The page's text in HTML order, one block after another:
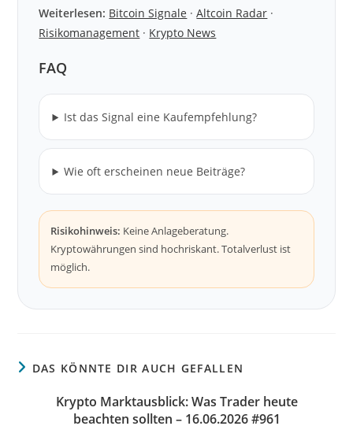
Weiterlesen: Bitcoin Signale ·Altcoin Radar ·
Risikomanagement · Krypto News
FAQ
Ist das Signal eine Kaufempfehlung?
Wie oft erscheinen neue Beiträge?
Risikohinweis: Keine Anlageberatung.
Kryptowährungen sind hochriskant. Totalverlust ist
möglich.
DAS KÖNNTE DIR AUCH GEFALLEN
Krypto Marktausblick: Was Trader heute
beachten sollten – 16.06.2026 #961